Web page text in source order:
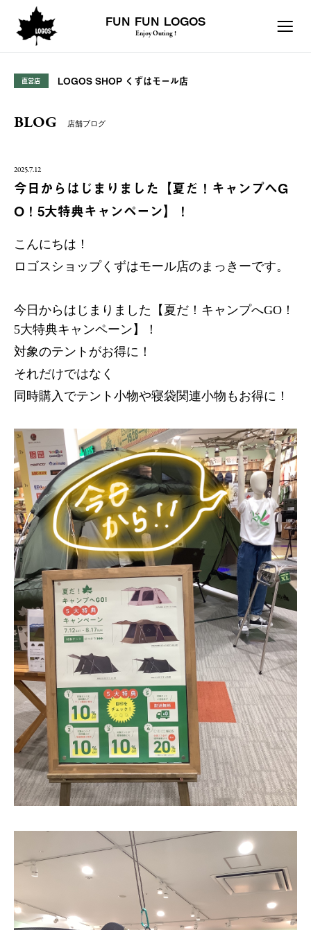
FUN FUN LOGOS
Enjoy Outing !
直営店 LOGOS SHOP くずはモール店
BLOG 店舗ブログ
2025.7.12
今日からはじまりました【夏だ！キャンプへG
O！5大特典キャンペーン】！
こんにちは！
ロゴスショップくずはモール店のまっきーです。
今日からはじまりました【夏だ！キャンプへGO！
5大特典キャンペーン】！
対象のテントがお得に！
それだけではなく
同時購入でテント小物や寝袋関連小物もお得に！